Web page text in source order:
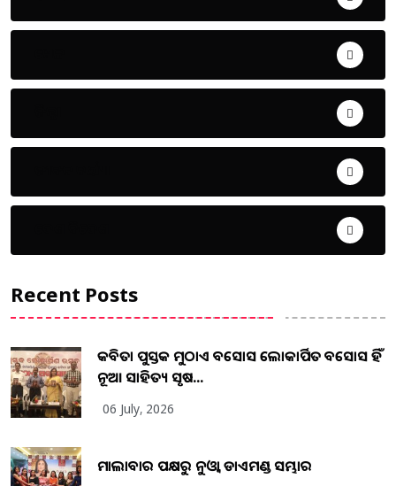
Recent Posts
କବିତା ପୁସ୍ତକ ମୁଠାଏ ଅବସୋସ ଲୋକାର୍ପିତ ଅବସୋସ ହିଁ
ନୂଆ ସାହିତ୍ୟ ସୃଷ...
06 July, 2026
ମାଲାବାର ପକ୍ଷରୁ ନୁଓ୍ବା ଡାଏମଣ୍ଡ ସମ୍ଭାର